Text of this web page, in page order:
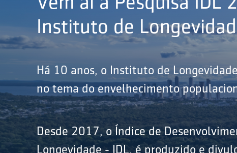
Instituto de
Há 10 anos, o Instituto de
no tema do envelhecimento
Desde 2017, o Índice de
Longevidade - IDL, é produzido e